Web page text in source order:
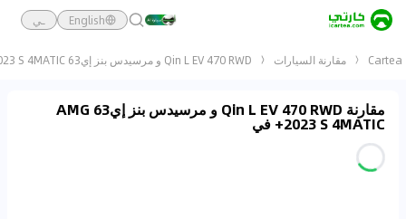
English ـي
Cartea مقارنة السيارات Qin L EV 470 RWD و مرسيدس بنز إي63 AMG 2023 S 4MATIC+
مقارنة Qin L EV 470 RWD و مرسيدس بنز إي63 AMG
2023 S 4MATIC+ في